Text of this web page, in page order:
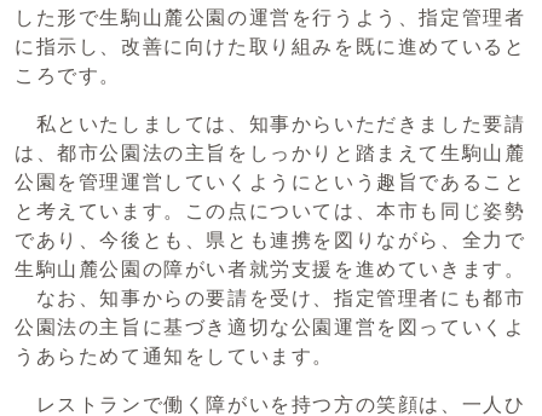
した形で生駒山麓公園の運営を行うよう、指定管理者
に指示し、改善に向けた取り組みを既に進めていると
ころです。
私といたしましては、知事からいただきました要請
は、都市公園法の主旨をしっかりと踏まえて生駒山麓
公園を管理運営していくようにという趣旨であること
と考えています。この点については、本市も同じ姿勢
であり、今後とも、県とも連携を図りながら、全力で
生駒山麓公園の障がい者就労支援を進めていきます。
なお、知事からの要請を受け、指定管理者にも都市
公園法の主旨に基づき適切な公園運営を図っていくよ
うあらためて通知をしています。
レストランで働く障がいを持つ方の笑顔は、一人ひ